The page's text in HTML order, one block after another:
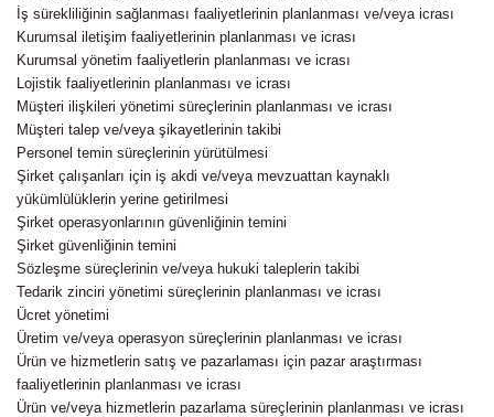
İş sürekliliğinin sağlanması faaliyetlerinin planlanması ve/veya icrası
Kurumsal iletişim faaliyetlerinin planlanması ve icrası
Kurumsal yönetim faaliyetlerin planlanması ve icrası
Lojistik faaliyetlerinin planlanması ve icrası
Müşteri ilişkileri yönetimi süreçlerinin planlanması ve icrası
Müşteri talep ve/veya şikayetlerinin takibi
Personel temin süreçlerinin yürütülmesi
Şirket çalışanları için iş akdi ve/veya mevzuattan kaynaklı
yükümlülüklerin yerine getirilmesi
Şirket operasyonlarının güvenliğinin temini
Şirket güvenliğinin temini
Sözleşme süreçlerinin ve/veya hukuki taleplerin takibi
Tedarik zinciri yönetimi süreçlerinin planlanması ve icrası
Ücret yönetimi
Üretim ve/veya operasyon süreçlerinin planlanması ve icrası
Ürün ve hizmetlerin satış ve pazarlaması için pazar araştırması
faaliyetlerinin planlanması ve icrası
Ürün ve/veya hizmetlerin pazarlama süreçlerinin planlanması ve icrası